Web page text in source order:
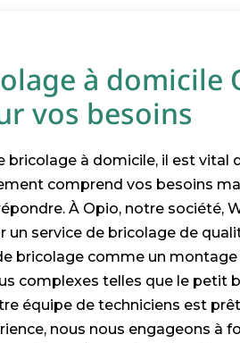
à domicile
vos besoins
bricolage à domicile, il est vital
comprend vos besoins
À Opio, notre société,
service de bricolage de
bricolage comme un
complexes telles que le petit
équipe de techniciens est
nous nous engageons à